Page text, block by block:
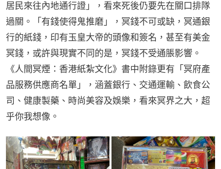
居民來往內地通行證」，看來死後仍要先在關口排隊
過關。「有錢使得鬼推磨」，冥錢不可或缺，冥通銀
行的紙錢，印有玉皇大帝的頭像和簽名，甚至有美金
冥錢，或許與現實不同的是，冥錢不受通脹影響。
《人間冥煙：香港紙紮文化》書中附錄更有「冥府產
品服務供應商名單」，涵蓋銀行、交通運輸、飲食公
司、健康製藥、時尚美容及娛樂，看來冥界之大，超
乎你我想像。